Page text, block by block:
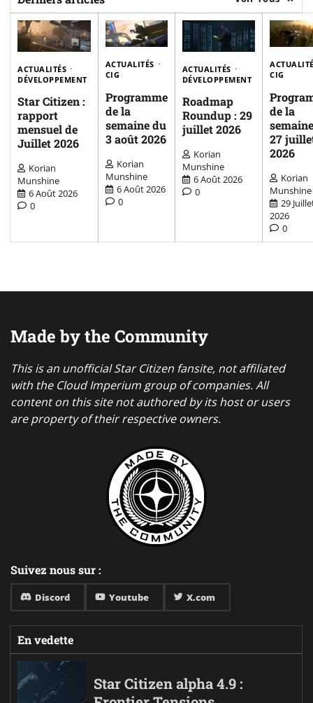
ACTUALITÉS
DÉVELOPPEMENT
Star Citizen :
rapport
mensuel de
Juillet 2026
Korian
Munshine
6 Août 2026
0
ACTUALITÉS
CIG
Programme
de la
semaine du
3 août 2026
Korian
Munshine
6 Août 2026
0
ACTUALITÉS
DÉVELOPPEMENT
Roadmap
Roundup : 29
juillet 2026
Korian
Munshine
6 Août 2026
0
CIG
de la
27
2026
Korian
Munshine
29
2026
0
Made by the Community
This is an unofficial Star Citizen fansite, not affiliated
with the Cloud Imperium group of companies. All
content on this site not authored by its host or users
are property of their respective owners.
Suivez nous sur :
Discord Youtube X.com
En vedette
Star Citizen alpha 4.9 :